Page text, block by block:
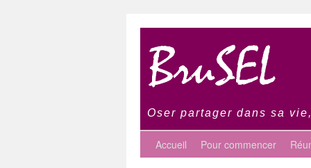
Oser partager dans sa
Accueil Pour commencer